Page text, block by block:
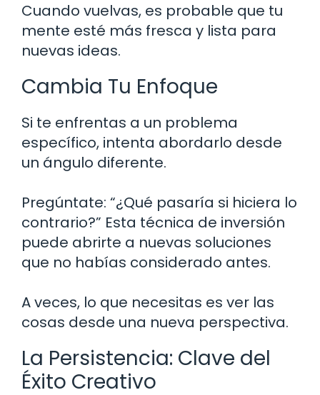
Cuando vuelvas, es probable que tu
mente esté más fresca y lista para
nuevas ideas.
Cambia Tu Enfoque
Si te enfrentas a un problema
específico, intenta abordarlo desde
un ángulo diferente.
Pregúntate: “¿Qué pasaría si hiciera lo
contrario?” Esta técnica de inversión
puede abrirte a nuevas soluciones
que no habías considerado antes.
A veces, lo que necesitas es ver las
cosas desde una nueva perspectiva.
La Persistencia: Clave del
Éxito Creativo